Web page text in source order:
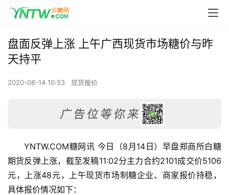
盘面反弹上涨 上午广西现货市场糖价与昨
天持平
2020-08-14 10:53 现货报价
YNTW.COM糖网讯 今日（8月14日）早盘郑商所白糖
期货反弹上涨，截至发稿11:02分主力合约2101成交价5106
元，上涨48元，上午现货市场制糖企业、商家报价持稳，
具体报价情况如下：